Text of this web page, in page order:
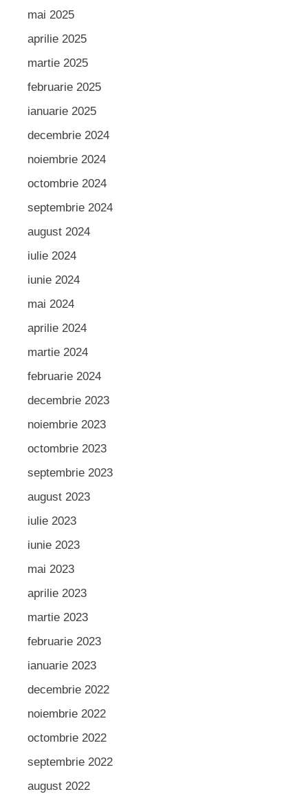
mai 2025
aprilie 2025
martie 2025
februarie 2025
ianuarie 2025
decembrie 2024
noiembrie 2024
octombrie 2024
septembrie 2024
august 2024
iulie 2024
iunie 2024
mai 2024
aprilie 2024
martie 2024
februarie 2024
decembrie 2023
noiembrie 2023
octombrie 2023
septembrie 2023
august 2023
iulie 2023
iunie 2023
mai 2023
aprilie 2023
martie 2023
februarie 2023
ianuarie 2023
decembrie 2022
noiembrie 2022
octombrie 2022
septembrie 2022
august 2022